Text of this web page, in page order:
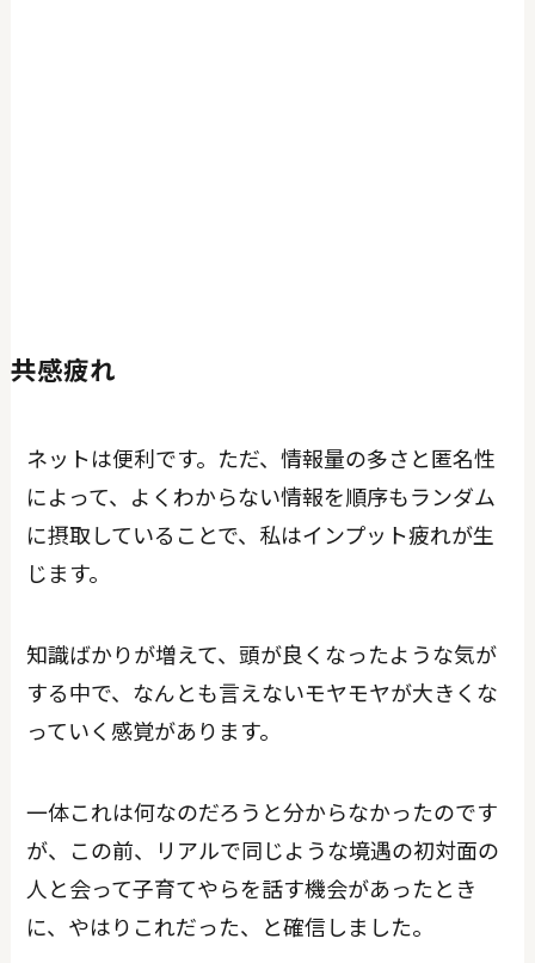
共感疲れ
ネットは便利です。ただ、情報量の多さと匿名性
によって、よくわからない情報を順序もランダム
に摂取していることで、私はインプット疲れが生
じます。
知識ばかりが増えて、頭が良くなったような気が
する中で、なんとも言えないモヤモヤが大きくな
っていく感覚があります。
一体これは何なのだろうと分からなかったのです
が、この前、リアルで同じような境遇の初対面の
人と会って子育てやらを話す機会があったとき
に、やはりこれだった、と確信しました。